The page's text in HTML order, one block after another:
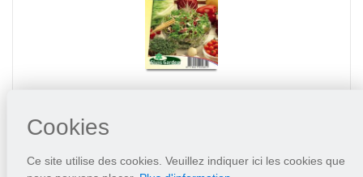
Cookies
Ce site utilise des cookies. Veuillez indiquer ici les cookies que